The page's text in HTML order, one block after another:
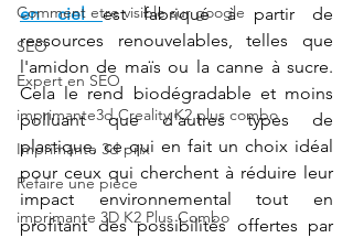
Comment etre visible sur google
SEO
Expert en SEO
imprimante3d Creality K2 plus combo
Imprimante 3d prix
Refaire une pièce
imprimante 3D K2 Plus Combo
en ciel
est fabriqué à partir de
ressources renouvelables, telles que
l'amidon de maïs ou la canne à sucre.
Cela le rend biodégradable et moins
polluant que d'autres types de
plastique, ce qui en fait un choix idéal
pour ceux qui cherchent à réduire leur
impact environnemental tout en
profitant des possibilités offertes par